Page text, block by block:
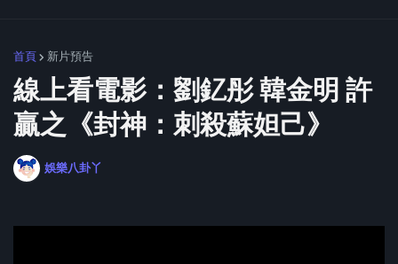
首頁 新片預告
線上看電影：劉釔彤 韓金明 許
贏之《封神：刺殺蘇妲己》
娛樂八卦丫